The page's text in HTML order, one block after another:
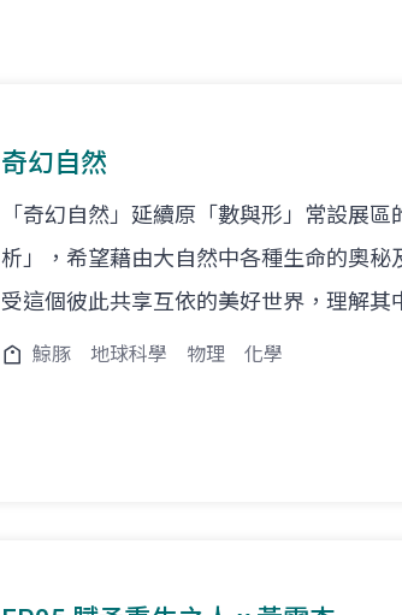
奇幻自然
「奇幻自然」延續原「數與形」常設展
析」，希望藉由大自然中各種生命的奧
受這個彼此共享互依的美好世界，理解其
鯨豚 地球科學 物理 化學